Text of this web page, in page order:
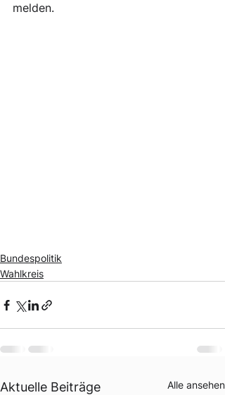
melden.
Bundespolitik
Wahlkreis
Aktuelle Beiträge Alle ansehen